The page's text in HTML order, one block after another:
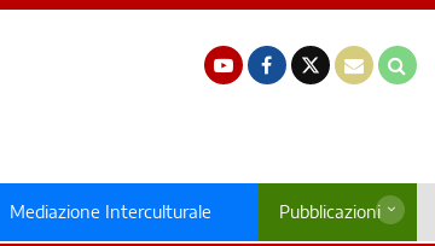
Mediazione Interculturale Pubblicazioni